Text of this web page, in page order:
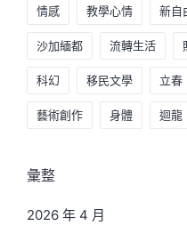
情感 教學心情 新自
沙加緬都 流轉生活
科幻 移民文學 立春
藝術創作 身體 迴龍
彙整
2026 年 4 月